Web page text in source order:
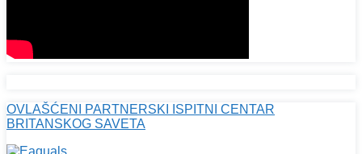
OVLAŠĆENI PARTNERSKI ISPITNI CENTAR
BRITANSKOG SAVETA